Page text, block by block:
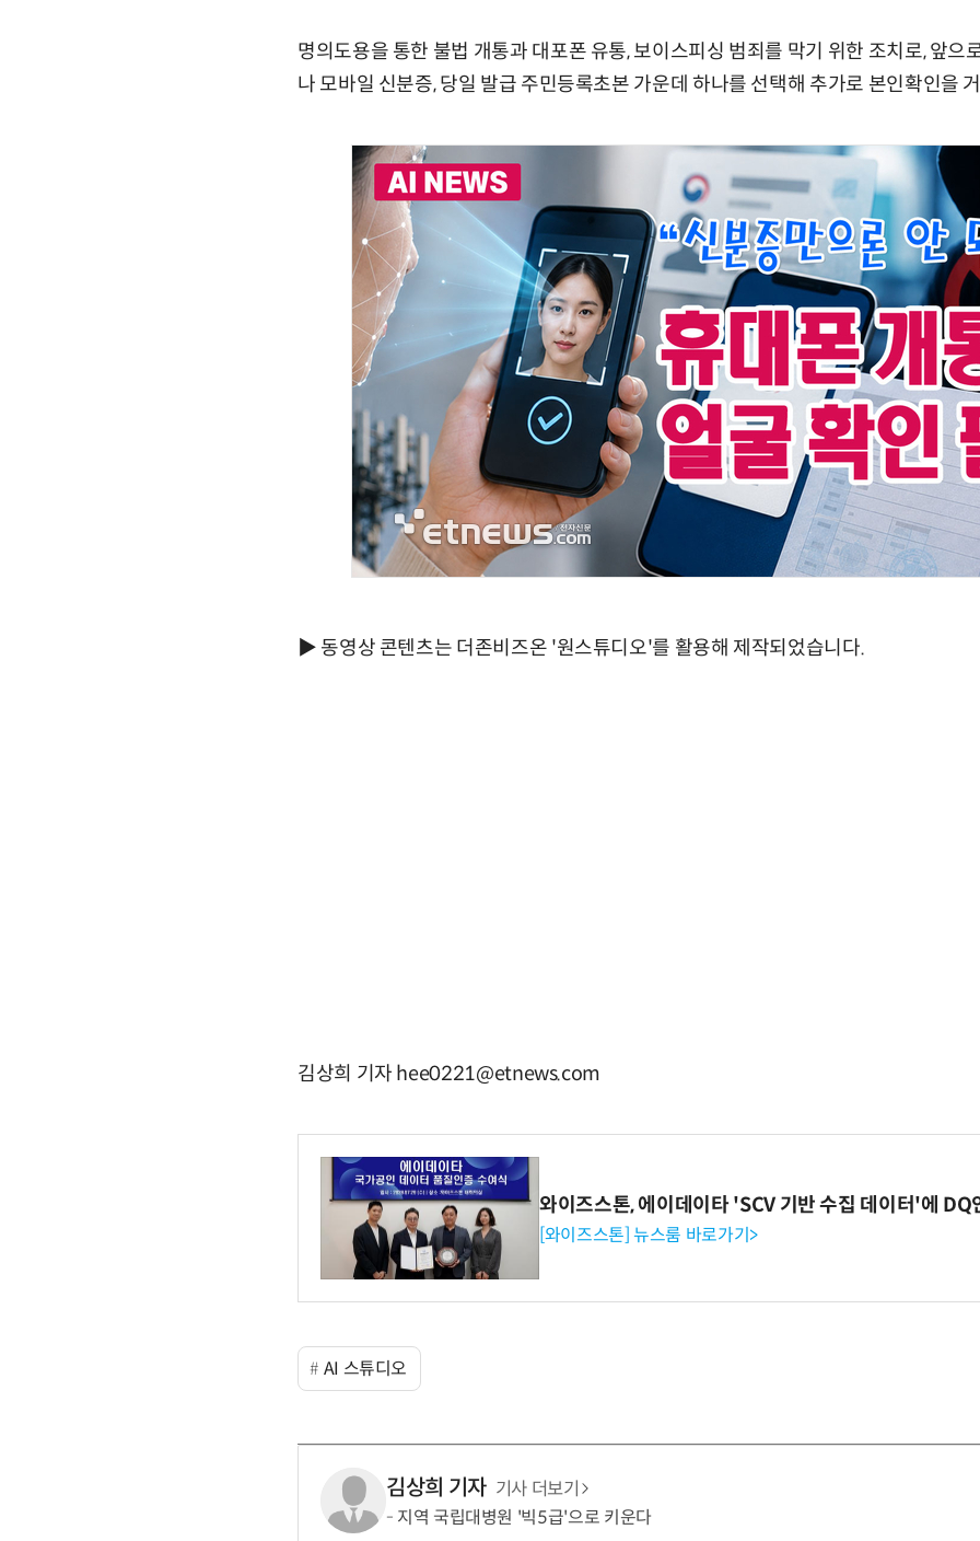
명의도용을 통한 불법 개통과 대포폰 유통, 보이스피싱 범죄를 막기 위한 조치로, 앞으
나 모바일 신분증, 당일 발급 주민등록초본 가운데 하나를 선택해 추가로 본인확인을
▶ 동영상 콘텐츠는 더존비즈온 '원스튜디오'를 활용해 제작되었습니다.
김상희 기자 hee0221@etnews.com
와이즈스톤, 에이데이타 'SCV 기반 수집 데이터'에 DQ
[와이즈스톤] 뉴스룸 바로가기>
AI 스튜디오
김상희 기자 기사 더보기
지역 국립대병원 '빅5급'으로 키운다